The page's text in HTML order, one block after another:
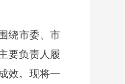
绕市委、市
要负责人履
效。现将一